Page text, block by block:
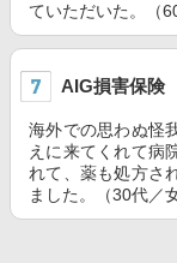
ていただいた。（
AIG損害保険
海外での思わぬ怪
えに来てくれて病
れて、薬も処方さ
ました。（30代／